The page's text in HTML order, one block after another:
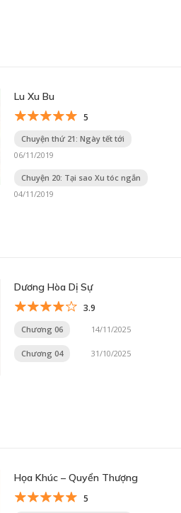
Lu Xu Bu
5
Chuyện thứ 21: Ngày tết tới
06/11/2019
Chuyện 20: Tại sao Xu tóc ngắn
04/11/2019
Dương Hòa Dị Sự
3.9
Chương 06 14/11/2025
Chương 04 31/10/2025
Họa Khúc – Quyển Thượng
5